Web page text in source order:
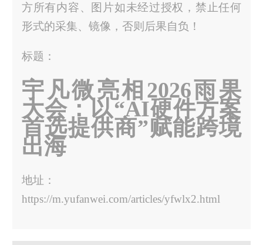
方所有内容、图片如未经过授权，禁止任何
形式的采集、镜像，否则后果自负！
标题：
宇凡微亮相2026雨果
大会：以“AI硬件方案
首选提供商”赋能跨境
出海
地址：
https://m.yufanwei.com/articles/yfwlx2.html